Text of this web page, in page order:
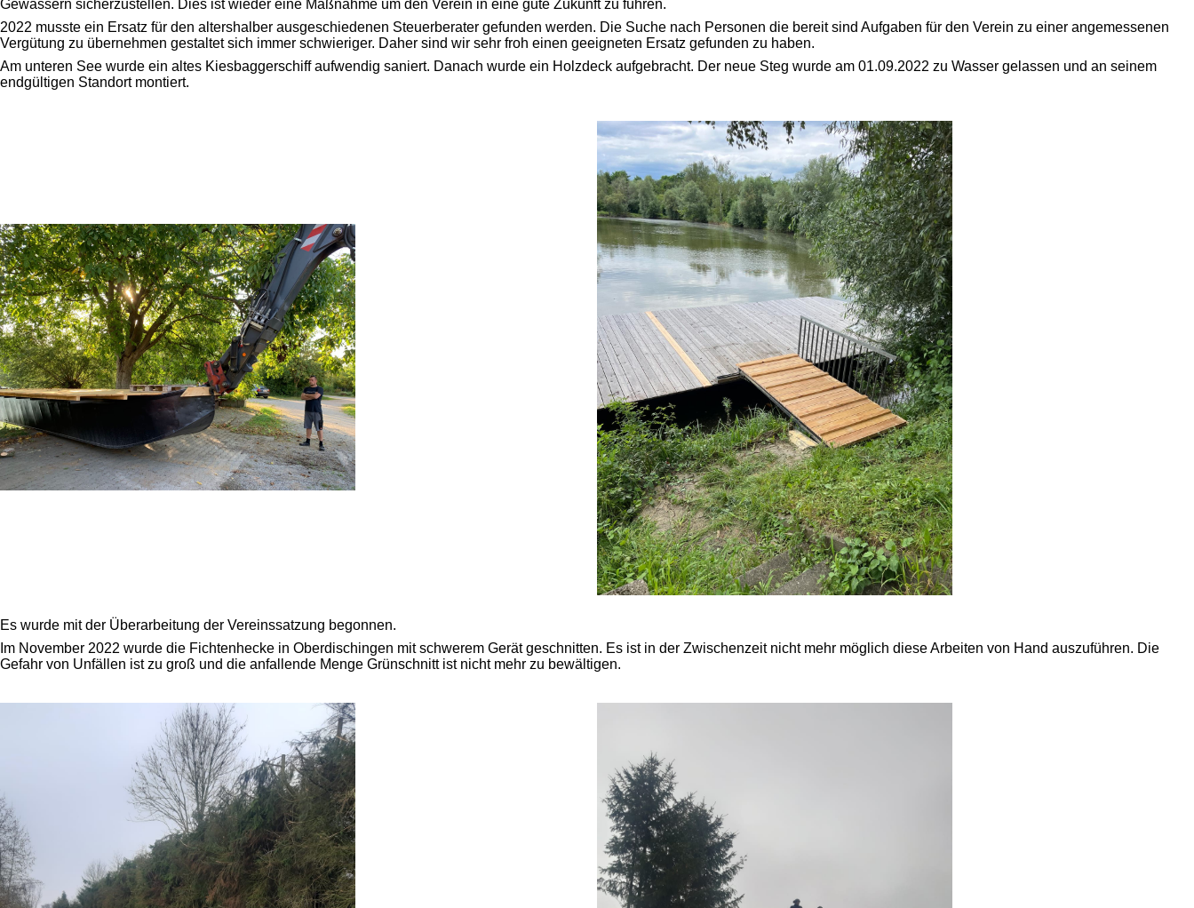
Gewässern sicherzustellen. Dies ist wieder eine Maßnahme um den Verein in eine gute Zukunft zu führen.
2022 musste ein Ersatz für den altershalber ausgeschiedenen Steuerberater gefunden werden. Die Suche nach Personen die bereit sind Aufgaben für den Verein zu einer angemessenen
Vergütung zu übernehmen gestaltet sich immer schwieriger. Daher sind wir sehr froh einen geeigneten Ersatz gefunden zu haben.
Am unteren See wurde ein altes Kiesbaggerschiff aufwendig saniert. Danach wurde ein Holzdeck aufgebracht. Der neue Steg wurde am 01.09.2022 zu Wasser gelassen und an seinem
endgültigen Standort montiert.
Es wurde mit der Überarbeitung der Vereinssatzung begonnen.
Im November 2022 wurde die Fichtenhecke in Oberdischingen mit schwerem Gerät geschnitten. Es ist in der Zwischenzeit nicht mehr möglich diese Arbeiten von Hand auszuführen. Die
Gefahr von Unfällen ist zu groß und die anfallende Menge Grünschnitt ist nicht mehr zu bewältigen.